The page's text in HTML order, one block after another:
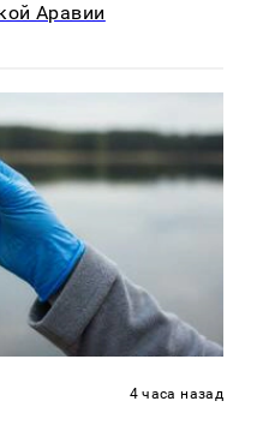
Аравии
4 часа назад